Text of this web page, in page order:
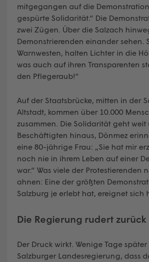
mitgegangen auf die
gespürte Solidarität.“ Die
zwei Zügen. Über die Salzach
Demonstrierenden einander sehen.
Warnwesten, halten Lichter in die
was auch auf ihren Transparenten
den Pflegeraub!“
Auf der Staatsbrücke, mitten in der
Altstadt, kommen über 10.000
zusammen. Die Solidarität geht weit
Beschäftigten hinaus, Dönmez
eine 80-jährige Frau: „Sie hat mir
noch nie in ihrem Leben auf einer
war.“ Was viele der Protestierenden
ahnen: Eine der größten
Salzburg je erlebt hat, ereignet sich
Die Regierung rudert zurück
Der Druck wirkt. Wenige Tage
Salzburger Landesregierung, dass